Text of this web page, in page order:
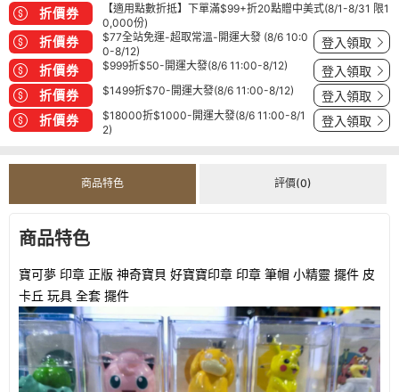
折價券
【適用點數折抵】下單滿$99+折20點贈中美式(8/1-8/31 限1
0,000份)
折價券
$77全站免運-超取常溫-開運大發 (8/6 10:0
0-8/12)
登入領取
折價券 $999折$50-開運大發(8/6 11:00-8/12) 登入領取
折價券 $1499折$70-開運大發(8/6 11:00-8/12) 登入領取
折價券
$18000折$1000-開運大發(8/6 11:00-8/1
2)
登入領取
商品特色 評價(0)
商品特色
寶可夢 印章 正版 神奇寶貝 好寶寶印章 印章 筆帽 小精靈 擺件 皮
卡丘 玩具 全套 擺件